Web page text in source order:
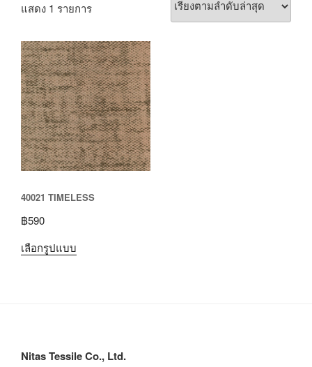
แสดง 1 รายการ
40021 TIMELESS
฿590
เลือกรูปแบบ
Nitas Tessile Co., Ltd.